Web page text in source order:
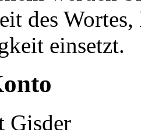
des
einsetzt.
Gisder